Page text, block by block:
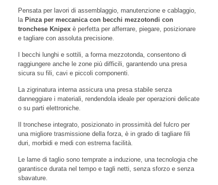
Pensata per lavori di assemblaggio, manutenzione e cablaggio,
la Pinza per meccanica con becchi mezzotondi con
tronchese Knipexè perfetta per afferrare, piegare, posizionare
e tagliare con assoluta precisione.
I becchi lunghi e sottili, a forma mezzotonda, consentono di
raggiungere anche le zone più difficili, garantendo una presa
sicura su fili, cavi e piccoli componenti.
La zigrinatura interna assicura una presa stabile senza
danneggiare i materiali, rendendola ideale per operazioni delicate
o su parti elettroniche.
Il tronchese integrato, posizionato in prossimità del fulcro per
una migliore trasmissione della forza, è in grado di tagliare fili
duri, morbidi e medi con estrema facilità.
Le lame di taglio sono temprate a induzione, una tecnologia che
garantisce durata nel tempo e tagli netti, senza sforzo e senza
sbavature.